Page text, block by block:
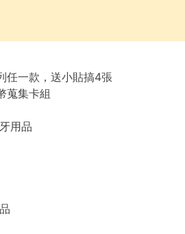
任一款，送小貼搞4張
蒐集卡組
用品